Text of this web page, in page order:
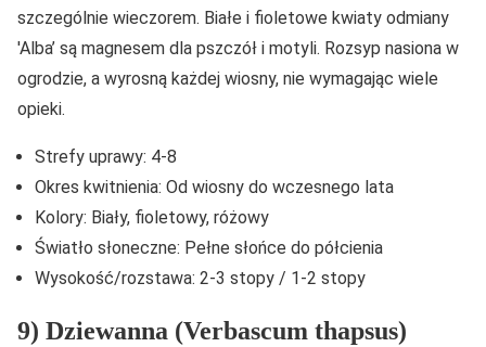
szczególnie wieczorem. Białe i fioletowe kwiaty odmiany
'Alba’ są magnesem dla pszczół i motyli. Rozsyp nasiona w
ogrodzie, a wyrosną każdej wiosny, nie wymagając wiele
opieki.
Strefy uprawy: 4-8
Okres kwitnienia: Od wiosny do wczesnego lata
Kolory: Biały, fioletowy, różowy
Światło słoneczne: Pełne słońce do półcienia
Wysokość/rozstawa: 2-3 stopy / 1-2 stopy
9) Dziewanna (Verbascum thapsus)